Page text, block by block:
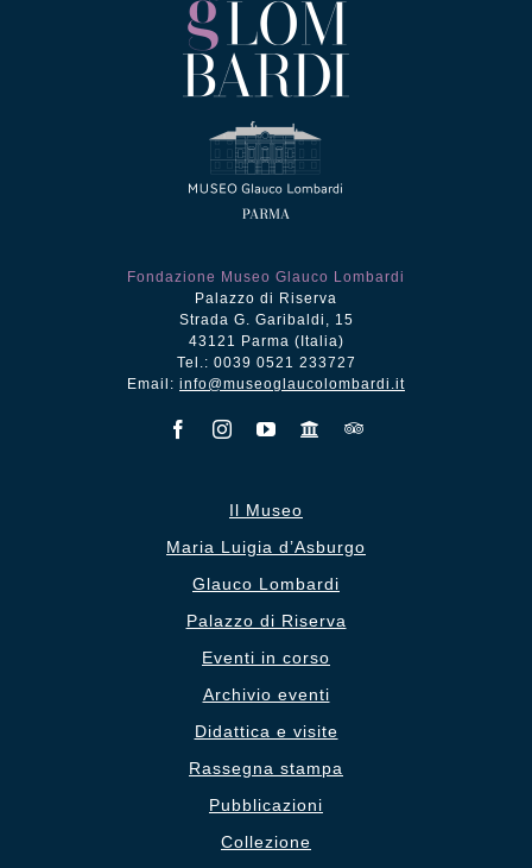
Fondazione Museo Glauco Lombardi
Palazzo di Riserva
Strada G. Garibaldi, 15
43121 Parma (Italia)
Tel.: 0039 0521 233727
Email: info@museoglaucolombardi.it
Il Museo
Maria Luigia d’Asburgo
Glauco Lombardi
Palazzo di Riserva
Eventi in corso
Archivio eventi
Didattica e visite
Rassegna stampa
Pubblicazioni
Collezione